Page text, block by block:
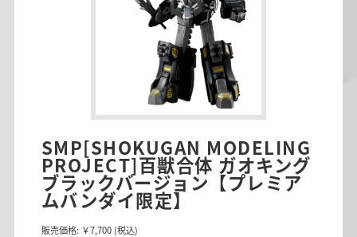
SMP[SHOKUGAN MODELING
PROJECT]百獣合体 ガオキング
ブラックバージョン【プレミア
ムバンダイ限定】
販売価格: ￥7,700 (税込)